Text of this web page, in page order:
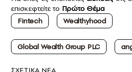
επισκεφτείτε το Πρώτο Θέμα
Fintech
Wealthyhood
Global Wealth Group PLC